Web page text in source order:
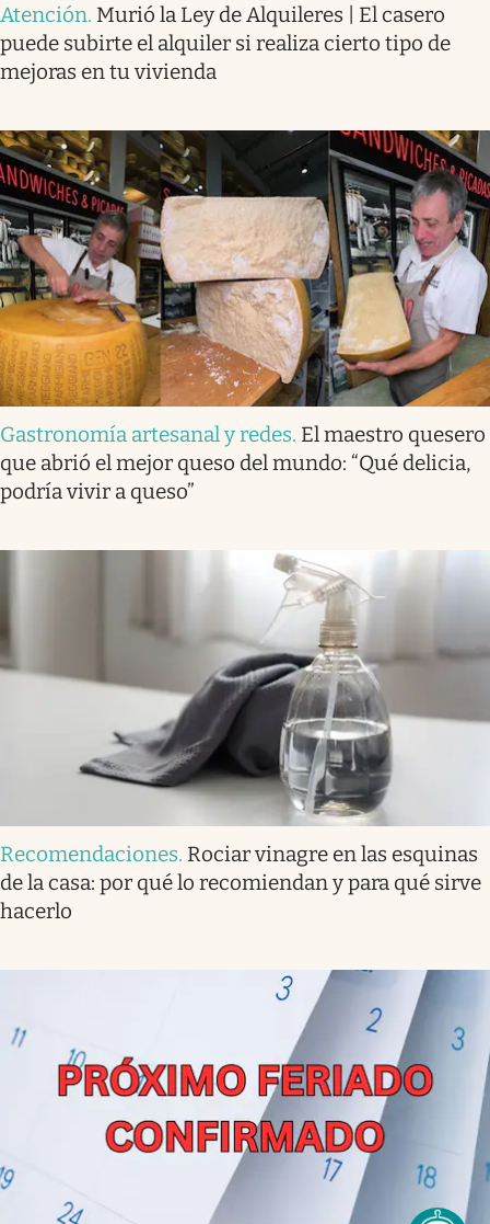
Atención. Murió la Ley de Alquileres | El casero
puede subirte el alquiler si realiza cierto tipo de
mejoras en tu vivienda
Gastronomía artesanal y redes. El maestro quesero
que abrió el mejor queso del mundo: “Qué delicia,
podría vivir a queso”
Recomendaciones. Rociar vinagre en las esquinas
de la casa: por qué lo recomiendan y para qué sirve
hacerlo